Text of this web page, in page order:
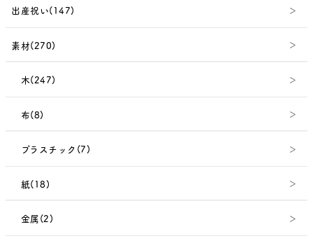
出産祝い(147)
素材(270)
木(247)
布(8)
プラスチック(7)
紙(18)
金属(2)